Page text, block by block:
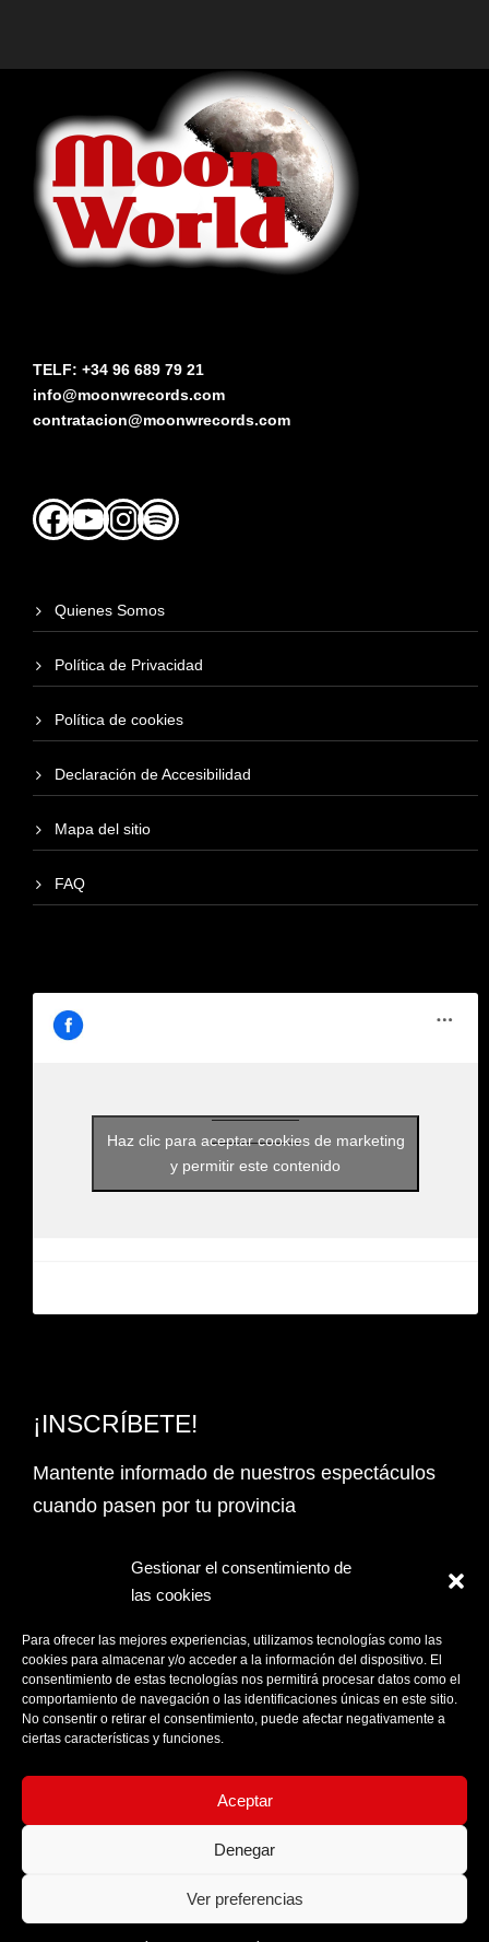
Gestionar el consentimiento de
las cookies
Para ofrecer las mejores experiencias, utilizamos tecnologías como las
cookies para almacenar y/o acceder a la información del dispositivo. El
consentimiento de estas tecnologías nos permitirá procesar datos como el
comportamiento de navegación o las identificaciones únicas en este sitio.
No consentir o retirar el consentimiento, puede afectar negativamente a
ciertas características y funciones.
Aceptar
Denegar
Ver preferencias
TELF: +34 96 689 79 21
info@moonwrecords.com
contratacion@moonwrecords.com
Facebook
YouTubeInstagram
Spotify
Quienes Somos
Política de Privacidad
Política de cookies
Declaración de Accesibilidad
Mapa del sitio
FAQ
Haz clic para aceptar cookies de marketing
y permitir este contenido
¡INSCRÍBETE!
Mantente informado de nuestros espectáculos
cuando pasen por tu provincia
Email Address*
PROVINCIA
Acepto laPolítica de privacidad